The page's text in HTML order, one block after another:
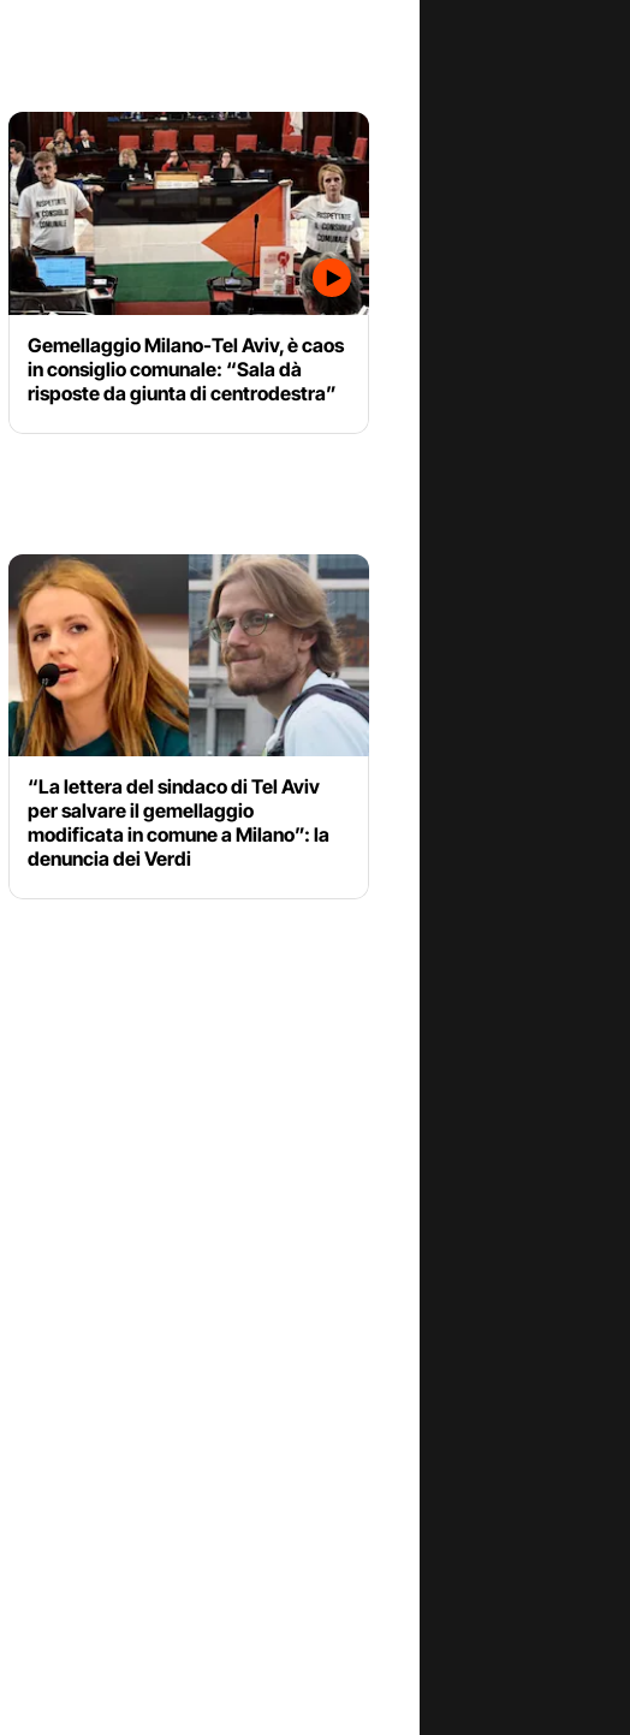
Gemellaggio Milano-Tel Aviv, è caos
in consiglio comunale: “Sala dà
risposte da giunta di centrodestra”
“La lettera del sindaco di Tel Aviv
per salvare il gemellaggio
modificata in comune a Milano”: la
denuncia dei Verdi